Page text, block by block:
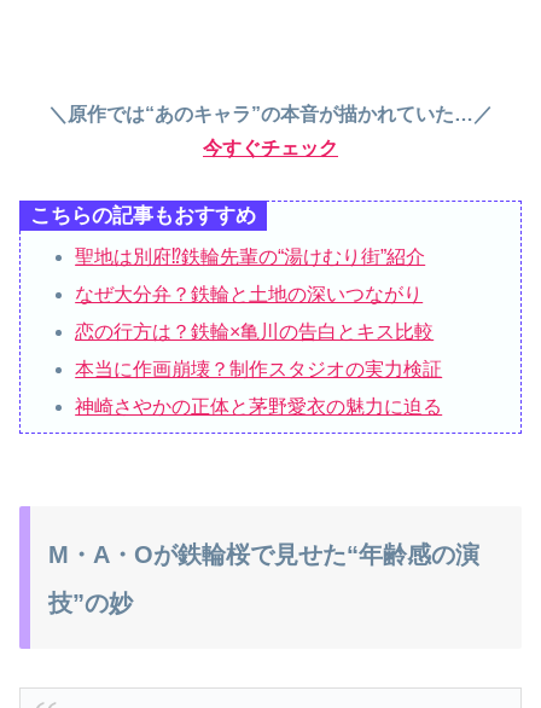
＼原作では“あのキャラ”の本音が描かれていた…／
今すぐチェック
こちらの記事もおすすめ
聖地は別府⁉︎鉄輪先輩の“湯けむり街”紹介
なぜ大分弁？鉄輪と土地の深いつながり
恋の行方は？鉄輪×亀川の告白とキス比較
本当に作画崩壊？制作スタジオの実力検証
神崎さやかの正体と茅野愛衣の魅力に迫る
M・A・Oが鉄輪桜で見せた“年齢感の演
技”の妙